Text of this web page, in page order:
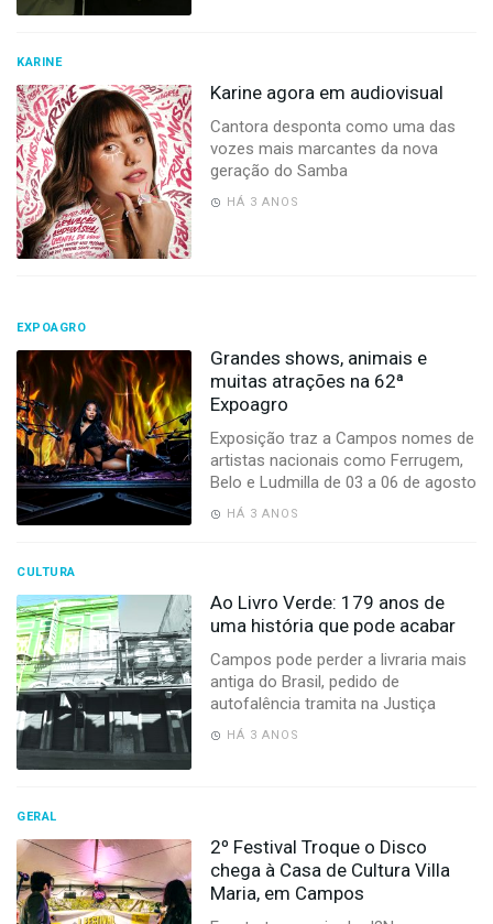
KARINE
Karine agora em audiovisual
Cantora desponta como uma das
vozes mais marcantes da nova
geração do Samba
HÁ 3 ANOS
EXPOAGRO
Grandes shows, animais e
muitas atrações na 62ª
Expoagro
Exposição traz a Campos nomes de
artistas nacionais como Ferrugem,
Belo e Ludmilla de 03 a 06 de agosto
HÁ 3 ANOS
CULTURA
Ao Livro Verde: 179 anos de
uma história que pode acabar
Campos pode perder a livraria mais
antiga do Brasil, pedido de
autofalência tramita na Justiça
HÁ 3 ANOS
GERAL
2º Festival Troque o Disco
chega à Casa de Cultura Villa
Maria, em Campos